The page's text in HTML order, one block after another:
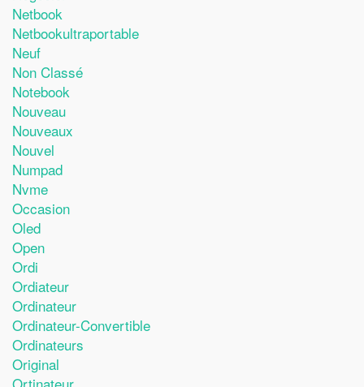
Netbook
Netbookultraportable
Neuf
Non Classé
Notebook
Nouveau
Nouveaux
Nouvel
Numpad
Nvme
Occasion
Oled
Open
Ordi
Ordiateur
Ordinateur
Ordinateur-Convertible
Ordinateurs
Original